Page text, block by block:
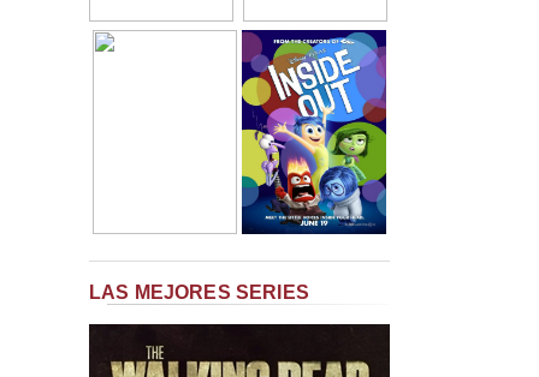
LAS MEJORES SERIES